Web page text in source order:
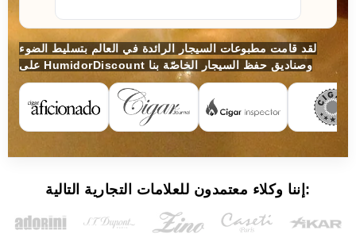
لقد قامت مطبوعات السيجار الرائدة في العالم بتسليط الضوء
على HumidorDiscount وصناديق حفظ السيجار الخاصّة بنا
إننا وكلاء معتمدون للعلامات التجارية التالية: